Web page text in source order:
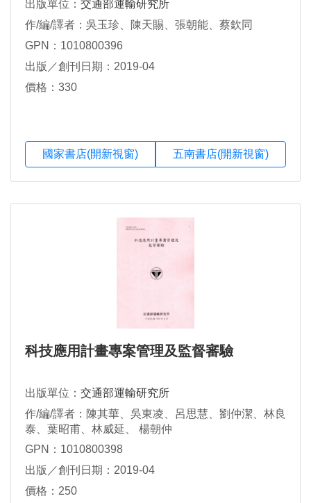
出版單位： 交通部運輸研究所
作/編/譯者：吳玉珍、陳天賜、張朝能、蔡欽同
GPN：1010800396
出版／創刊日期：2019-04
價格：330
國家書店(開新視窗) 五南書店(開新視窗)
科技應用計畫專案管理及監督審驗
出版單位： 交通部運輸研究所
作/編/譯者：陳其華、吳東凌、呂思慧、劉仲潔、林良
泰、葉昭甫、林威延、 楊朝仲
GPN：1010800398
出版／創刊日期：2019-04
價格：250